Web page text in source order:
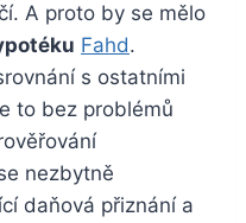
A proto by se mělo
Fahd.
s ostatními
to bez problémů
nezbytně
daňová přiznání a